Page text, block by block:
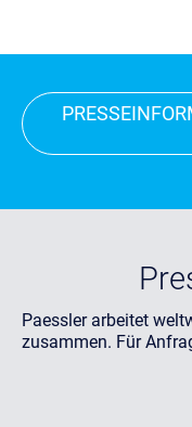
Paessler arbeitet
zusammen. Für